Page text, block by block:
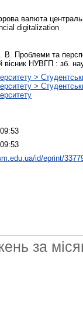
валюта
digitalization
Проблеми та
вісник НУВГП : зб.
>
>
id/eprint/
за